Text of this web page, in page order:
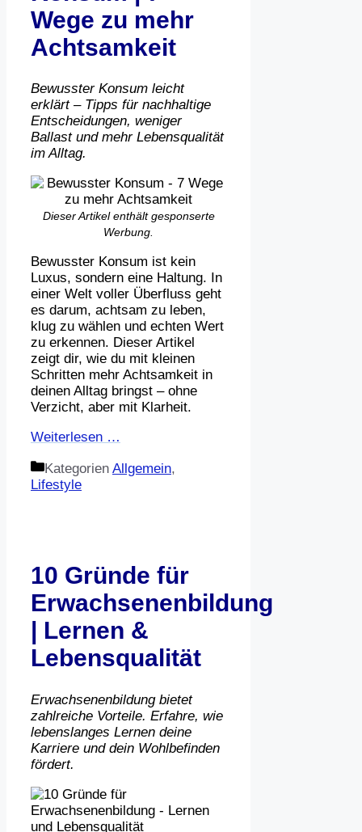
Wege zu mehr
Achtsamkeit
Bewusster Konsum leicht
erklärt – Tipps für nachhaltige
Entscheidungen, weniger
Ballast und mehr Lebensqualität
im Alltag.
Dieser Artikel enthält gesponserte
Werbung.
Bewusster Konsum ist kein
Luxus, sondern eine Haltung. In
einer Welt voller Überfluss geht
es darum, achtsam zu leben,
klug zu wählen und echten Wert
zu erkennen. Dieser Artikel
zeigt dir, wie du mit kleinen
Schritten mehr Achtsamkeit in
deinen Alltag bringst – ohne
Verzicht, aber mit Klarheit.
Weiterlesen …
Kategorien Allgemein,
Lifestyle
10 Gründe für
Erwachsenenbildung
| Lernen &
Lebensqualität
Erwachsenenbildung bietet
zahlreiche Vorteile. Erfahre, wie
lebenslanges Lernen deine
Karriere und dein Wohlbefinden
fördert.